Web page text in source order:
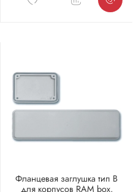
Фланцевая заглушка тип В
для корпусов RAM box,